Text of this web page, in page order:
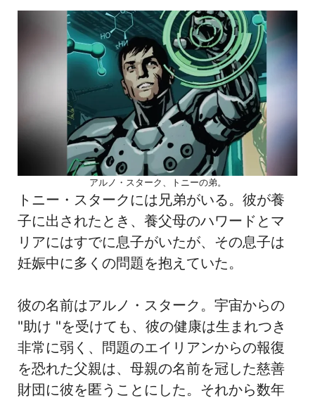
アルノ・スターク、トニーの弟。
トニー・スタークには兄弟がいる。彼が養
子に出されたとき、養父母のハワードとマ
リアにはすでに息子がいたが、その息子は
妊娠中に多くの問題を抱えていた。
彼の名前はアルノ・スターク。宇宙からの
"助け "を受けても、彼の健康は生まれつき
非常に弱く、問題のエイリアンからの報復
を恐れた父親は、母親の名前を冠した慈善
財団に彼を匿うことにした。それから数年